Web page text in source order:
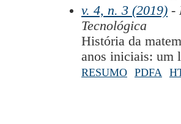
v. 4, n. 3 (2019) -
Tecnológica
História da
anos iniciais: um
RESUMO PDFA